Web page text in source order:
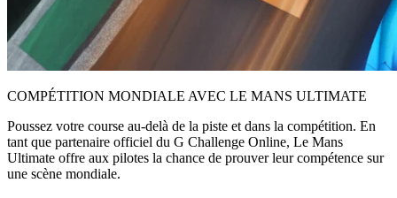
COMPÉTITION MONDIALE AVEC LE MANS ULTIMATE
Poussez votre course au-delà de la piste et dans la compétition. En
tant que partenaire officiel du G Challenge Online, Le Mans
Ultimate offre aux pilotes la chance de prouver leur compétence sur
une scène mondiale.